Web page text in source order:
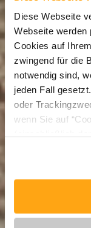
Diese Webseite
Webseite werden
Cookies auf
zwingend für die
notwendig sind,
jeden Fall
oder
wenn Sie auf